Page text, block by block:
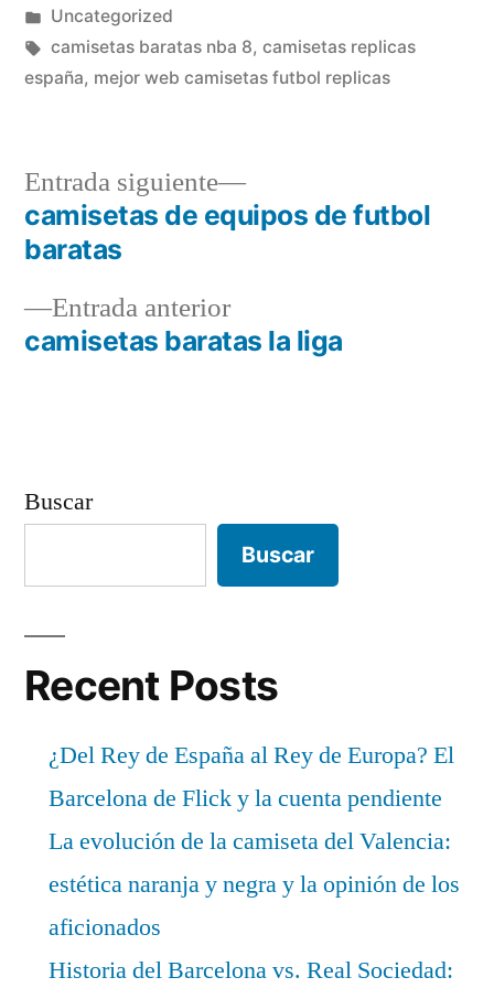
por
Publicado
en
Uncategorized
Etiquetas:
camisetas baratas nba 8, camisetas replicas
españa, mejor web camisetas futbol replicas
Navegación
entradas
Entrada anteriorEntrada
anterior:
camisetas baratas la liga
Entrada siguiente
Entrada
siguiente:
camisetas de equipos de futbol
baratas
Buscar
Buscar
Recent Posts
¿Del Rey de España al Rey de Europa? El
Barcelona de Flick y la cuenta pendiente
La evolución de la camiseta del Valencia:
estética naranja y negra y la opinión de los
aficionados
Historia del Barcelona vs. Real Sociedad: